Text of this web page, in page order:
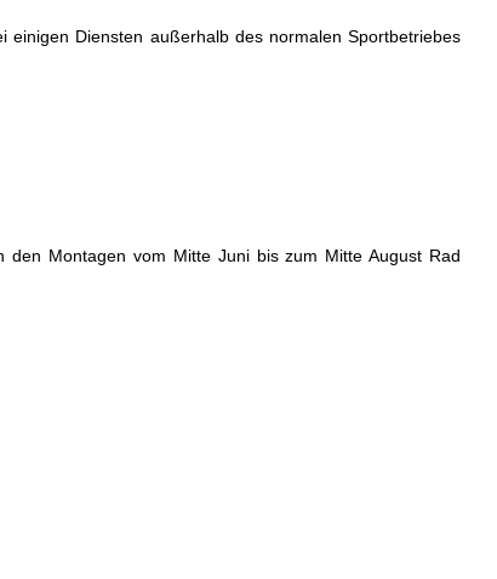
Diensten außerhalb des normalen Sportbetriebes
Montagen vom Mitte Juni bis zum Mitte August Rad